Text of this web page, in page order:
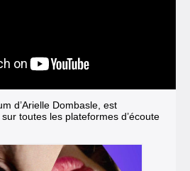
d’Arielle Dombasle, est
toutes les plateformes d’écoute